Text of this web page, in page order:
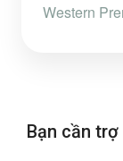
Western
Bạn cần trợ